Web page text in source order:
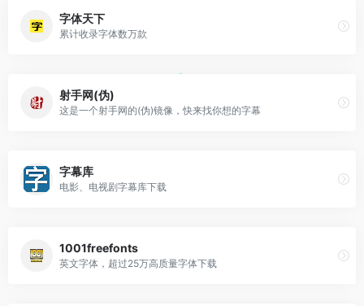
字体天下
累计收录字体数万款
射手网(伪)
这是一个射手网的(伪)镜像，快来找你想的字幕
字幕库
电影、电视剧字幕库下载
1001freefonts
英文字体，超过25万高质量字体下载